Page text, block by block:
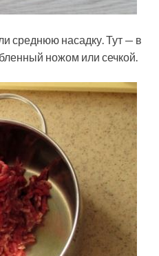
среднюю насадку. Тут — в
ножом или сечкой.